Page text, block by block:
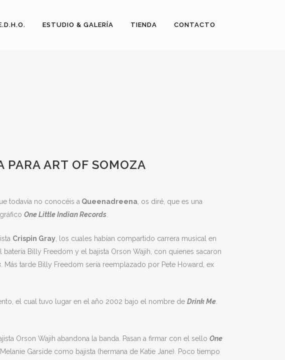
ESTUDIO & GALERÍA TIENDA CONTACTO
PARA ART OF SOMOZA
todavía no conocéis a Queenadreena , os diré, que es una
One Little Indian Records
Crispin Gray , los cuales habían compartido carrera musical en
Billy Freedom y el bajista Orson Wajih, con quienes sacaron
. Más tarde Billy Freedom sería reemplazado por Pete Howard, ex
el cual tuvo lugar en el año 2002 bajo el nombre de Drink Me
Orson Wajih abandona la banda. Pasan a firmar con el sello One
Garside como bajista (hermana de Katie Jane). Poco tiempo